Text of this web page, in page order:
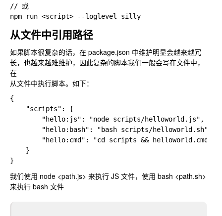
// 或
从文件中引用路径
如果脚本很复杂的话，在 package.json 中维护明显会越来越冗
长，也越来越难维护，因此复杂的脚本我们一般会写在文件中，
在
从文件中执行脚本。如下：
{
    "scripts": {
        "hello:js": "node scripts/helloworld.js",
        "hello:bash": "bash scripts/helloworld.sh",
        "hello:cmd": "cd scripts && helloworld.cmd"
    }
我们使用 node <path.js> 来执行 JS 文件，使用 bash <path.sh>
来执行 bash 文件